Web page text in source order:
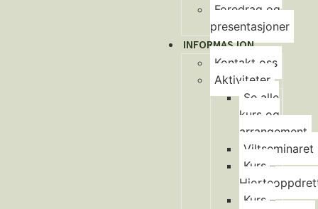
Foredrag og
presentasjoner
INFORMASJON
Kontakt oss
Aktiviteter
Se alle
kurs og
arrangement
Viltseminaret
Kurs –
Kurs –